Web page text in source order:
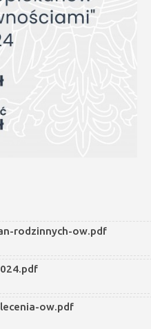
rodzinnych-ow.pdf
ow.pdf